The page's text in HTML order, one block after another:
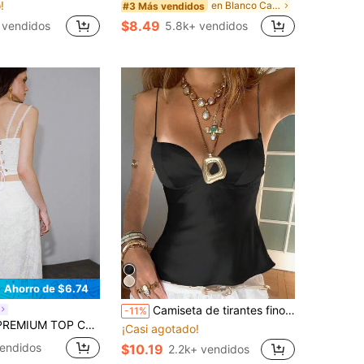
#3 Más vendidos en Blanco Camisetas sin mangas y camisolas para mu
$8.49 5.8k+ vendidos
Ahorro de $6.74
BORDADO Y CORDÓN PARA ESTILIZAR LA CINTURA, PRIMAVERA/VERANO
-11% Camiseta de tirantes finos de verano casual de color negro con detalle de copa, longitud corta, diseño de tejido de punto en color crema para mujer
¡Casi agotado!
$10.19 2.2k+ vendidos